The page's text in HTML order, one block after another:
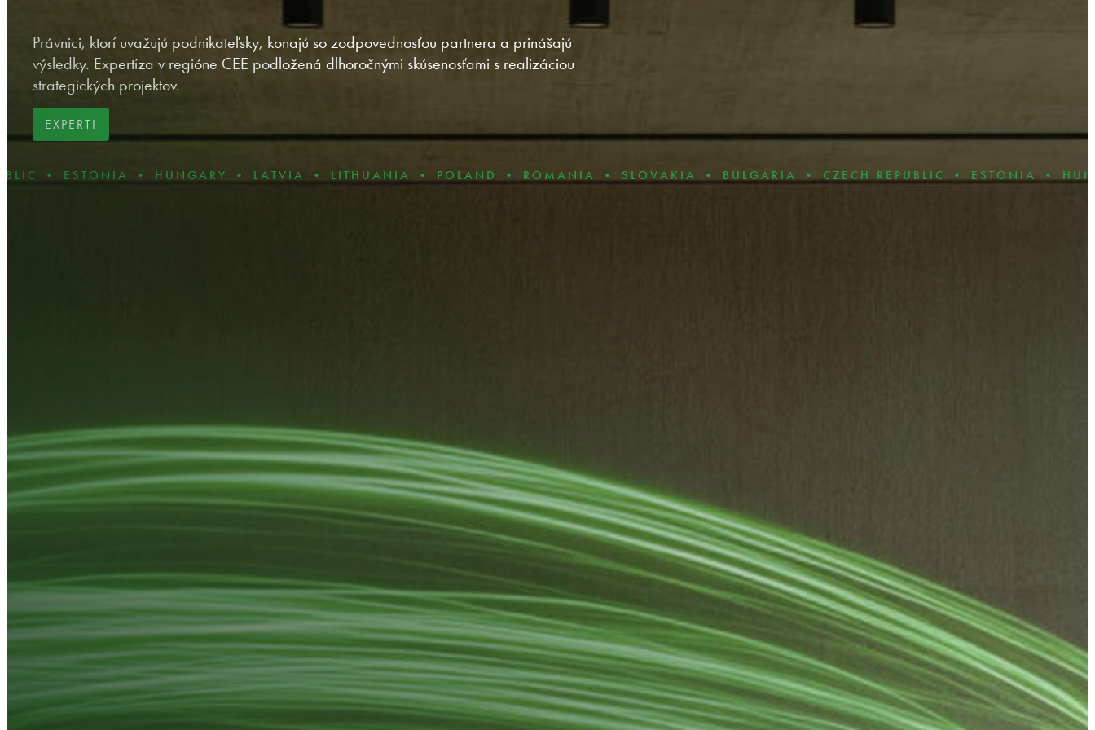
Právnici, ktorí uvažujú podnikateľsky, konajú so zodpovednosťou partnera a prinášajú
výsledky. Expertíza v regióne CEE podložená dlhoročnými skúsenosťami s realizáciou
strategických projektov.
EXPERTI
• HUNGARY • LATVIA • LITHUANIA • POLAND • ROMANIA • SLOVAKIA • BULGARIA • CZECH REPUBLIC • ESTONIA • HUNGARY